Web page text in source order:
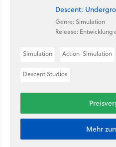
Descent:
Genre: Simulation
Release: Entwicklung
Simulation Action-Simulation
Descent Studios
Mehr